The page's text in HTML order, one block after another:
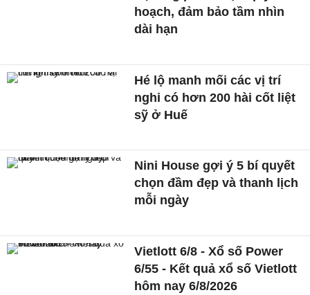
hoạch, đảm bảo tầm nhìn
dài hạn
Hé lộ manh mối các vị trí
nghi có hơn 200 hài cốt liệt
sỹ ở Huế
Nini House gợi ý 5 bí quyết
chọn đầm đẹp và thanh lịch
mỗi ngày
Vietlott 6/8 - Xổ số Power
6/55 - Kết quả xổ số Vietlott
hôm nay 6/8/2026